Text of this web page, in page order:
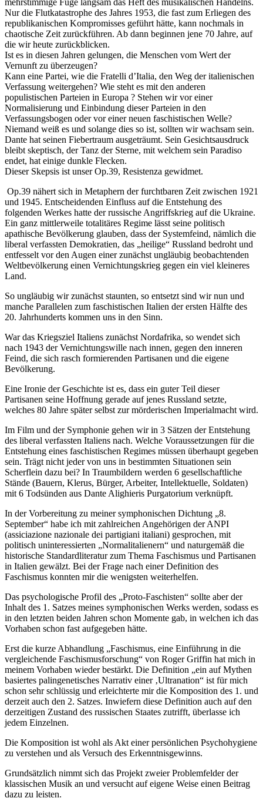
Nur die Flutkatastrophe des Jahres 1953, die fast zum Erliegen des
republikanischen Kompromisses geführt hätte, kann nochmals in
chaotische Zeit zurückführen. Ab dann beginnen jene 70 Jahre, auf
die wir heute zurückblicken.
Ist es in diesen Jahren gelungen, die Menschen vom Wert der
Vernunft zu überzeugen?
Kann eine Partei, wie die Fratelli d’Italia, den Weg der italienischen
Verfassung weitergehen? Wie steht es mit den anderen
populistischen Parteien in Europa ? Stehen wir vor einer
Normalisierung und Einbindung dieser Parteien in den
Verfassungsbogen oder vor einer neuen faschistischen Welle?
Niemand weiß es und solange dies so ist, sollten wir wachsam sein.
Dante hat seinen Fiebertraum ausgeträumt. Sein Gesichtsausdruck
bleibt skeptisch, der Tanz der Sterne, mit welchem sein Paradiso
endet, hat einige dunkle Flecken.
Dieser Skepsis ist unser Op.39, Resistenza gewidmet.
Op.39 nähert sich in Metaphern der furchtbaren Zeit zwischen 1921
und 1945. Entscheidenden Einfluss auf die Entstehung des
folgenden Werkes hatte der russische Angriffskrieg auf die Ukraine.
Ein ganz mittlerweile totalitäres Regime lässt seine politisch
apathische Bevölkerung glauben, dass der Systemfeind, nämlich die
liberal verfassten Demokratien, das „heilige“ Russland bedroht und
entfesselt vor den Augen einer zunächst ungläubig beobachtenden
Weltbevölkerung einen Vernichtungskrieg gegen ein viel kleineres
Land.
So ungläubig wir zunächst staunten, so entsetzt sind wir nun und
manche Parallelen zum faschistischen Italien der ersten Hälfte des
20. Jahrhunderts kommen uns in den Sinn.
War das Kriegsziel Italiens zunächst Nordafrika, so wendet sich
nach 1943 der Vernichtungswille nach innen, gegen den inneren
Feind, die sich rasch formierenden Partisanen und die eigene
Bevölkerung.
Eine Ironie der Geschichte ist es, dass ein guter Teil dieser
Partisanen seine Hoffnung gerade auf jenes Russland setzte,
welches 80 Jahre später selbst zur mörderischen Imperialmacht wird.
Im Film und der Symphonie gehen wir in 3 Sätzen der Entstehung
des liberal verfassten Italiens nach. Welche Voraussetzungen für die
Entstehung eines faschistischen Regimes müssen überhaupt gegeben
sein. Trägt nicht jeder von uns in bestimmten Situationen sein
Scherflein dazu bei? In Traumbildern werden 6 gesellschaftliche
Stände (Bauern, Klerus, Bürger, Arbeiter, Intellektuelle, Soldaten)
mit 6 Todsünden aus Dante Alighieris Purgatorium verknüpft.
In der Vorbereitung zu meiner symphonischen Dichtung „8.
September“ habe ich mit zahlreichen Angehörigen der ANPI
(assiciazione nazionale dei partigiani italiani) gesprochen, mit
politisch uninteressierten „Normalitalienern“ und naturgemäß die
historische Standardliteratur zum Thema Faschismus und Partisanen
in Italien gewälzt. Bei der Frage nach einer Definition des
Faschismus konnten mir die wenigsten weiterhelfen.
Das psychologische Profil des „Proto-Faschisten“ sollte aber der
Inhalt des 1. Satzes meines symphonischen Werks werden, sodass es
in den letzten beiden Jahren schon Momente gab, in welchen ich das
Vorhaben schon fast aufgegeben hätte.
Erst die kurze Abhandlung „Faschismus, eine Einführung in die
vergleichende Faschismusforschung“ von Roger Griffin hat mich in
meinem Vorhaben wieder bestärkt. Die Definition „ein auf Mythen
basiertes palingenetisches Narrativ einer ‚Ultranation“ ist für mich
schon sehr schlüssig und erleichterte mir die Komposition des 1. und
derzeit auch den 2. Satzes. Inwiefern diese Definition auch auf den
derzeitigen Zustand des russischen Staates zutrifft, überlasse ich
jedem Einzelnen.
Die Komposition ist wohl als Akt einer persönlichen Psychohygiene
zu verstehen und als Versuch des Erkenntnisgewinns.
Grundsätzlich nimmt sich das Projekt zweier Problemfelder der
klassischen Musik an und versucht auf eigene Weise einen Beitrag
dazu zu leisten.